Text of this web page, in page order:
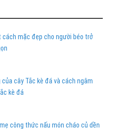
cách mặc đẹp cho người béo trở
của cây Tắc kè đá và cách ngâm
kè đá
công thức nấu món cháo củ dền